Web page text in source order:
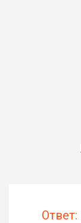
Ответ: